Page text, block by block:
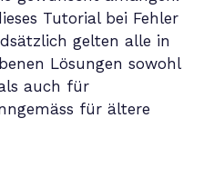
Tutorial bei Fehler
gelten alle in
Lösungen sowohl
auch für
für ältere